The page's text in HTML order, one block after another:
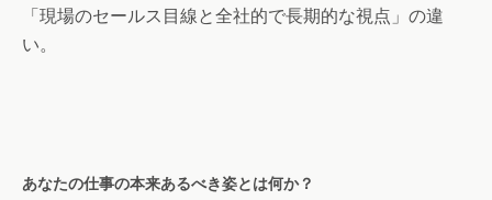
「現場のセールス目線と全社的で長期的な視点」の違
い。
あなたの仕事の本来あるべき姿とは何か？